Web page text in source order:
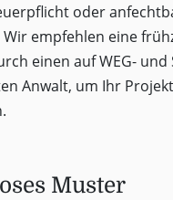
oder
Wir empfehlen eine
einen auf WEG-
Anwalt, um Ihr
Muster